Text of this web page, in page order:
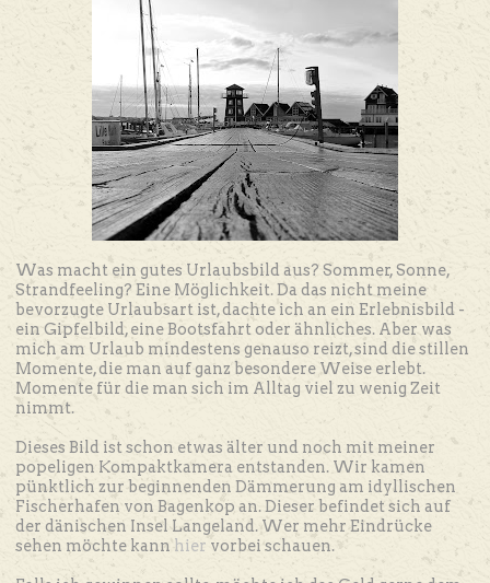
Was macht ein gutes Urlaubsbild aus? Sommer, Sonne,
Strandfeeling? Eine Möglichkeit. Da das nicht meine
bevorzugte Urlaubsart ist, dachte ich an ein Erlebnisbild -
ein Gipfelbild, eine Bootsfahrt oder ähnliches. Aber was
mich am Urlaub mindestens genauso reizt, sind die stillen
Momente, die man auf ganz besondere Weise erlebt.
Momente für die man sich im Alltag viel zu wenig Zeit
nimmt.
Dieses Bild ist schon etwas älter und noch mit meiner
popeligen Kompaktkamera entstanden. Wir kamen
pünktlich zur beginnenden Dämmerung am idyllischen
Fischerhafen von Bagenkop an. Dieser befindet sich auf
der dänischen Insel Langeland. Wer mehr Eindrücke
sehen möchte kann hier vorbei schauen.